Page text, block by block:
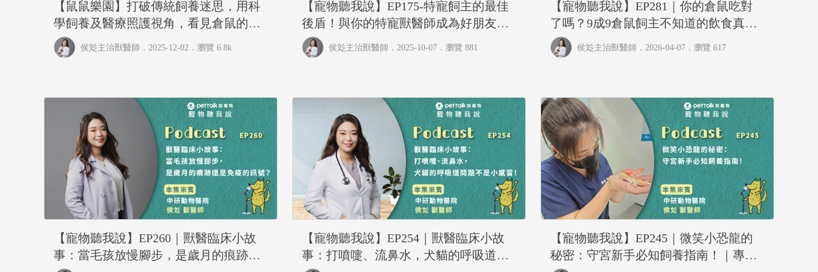
【鼠鼠樂園】打破傳統飼養迷思，用科
學飼養及醫療照護視角，看見倉鼠的真
實需求｜專業獸醫—侯彣
侯彣主治獸醫師 ．2025-12-02． 瀏覽 6.8k
【寵物聽我說】EP175-特寵飼主的最佳
後盾！與你的特寵獸醫師成為好朋友很
重要｜專業獸醫—侯彣
侯彣主治獸醫師 ．2025-10-07． 瀏覽 881
【寵物聽我說】EP281｜你的倉鼠吃對
了嗎？9成9倉鼠飼主不知道的飲食真相
｜專業獸醫—侯彣
侯彣主治獸醫師 ．2026-04-07． 瀏覽 617
【寵物聽我說】EP260｜獸醫臨床小故
事：當毛孩放慢腳步，是歲月的痕跡還
【寵物聽我說】EP254｜獸醫臨床小故
事：打噴嚏、流鼻水，犬貓的呼吸道問
【寵物聽我說】EP245｜微笑小恐龍的
秘密：守宮新手必知飼養指南！｜專業